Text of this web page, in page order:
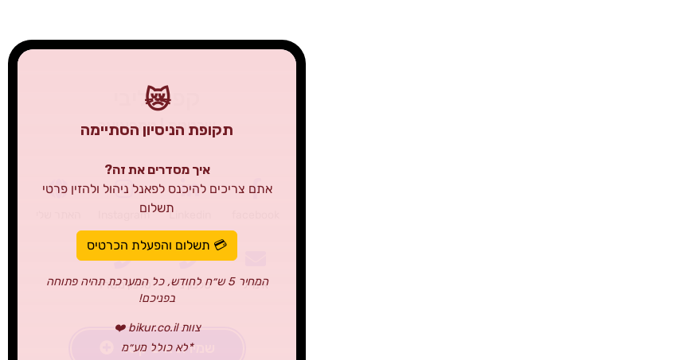
😿
תקופת הניסיון הסתיימה
איך מסדרים את זה?
אתם צריכים להיכנס לפאנל ניהול ולהזין פרטי
תשלום
💳 תשלום והפעלת הכרטיס
המחיר 5 ש״ח לחודש, כל המערכת תהיה פתוחה
בפניכם!
צוות bikur.co.il ❤️
*לא כולל מע״מ
קפלן ליבי
שרטטת | טמפאואר
Linkedin
Instagram
אימייל טלפון נייד טלפון משרד
שמירת איש קשר